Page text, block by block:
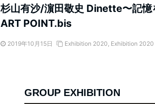
杉山有沙/濵田敬史 Dinette〜記憶
ART POINT.bis
2019年10月15日 Exhibition 2020, Exhibition
GROUP EXHIBITION